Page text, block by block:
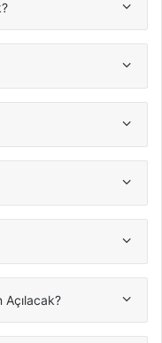
Açılacak?